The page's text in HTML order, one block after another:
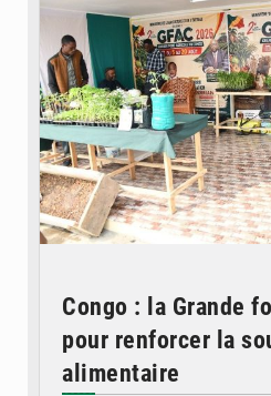
Congo : la Grande
pour renforcer la
alimentaire